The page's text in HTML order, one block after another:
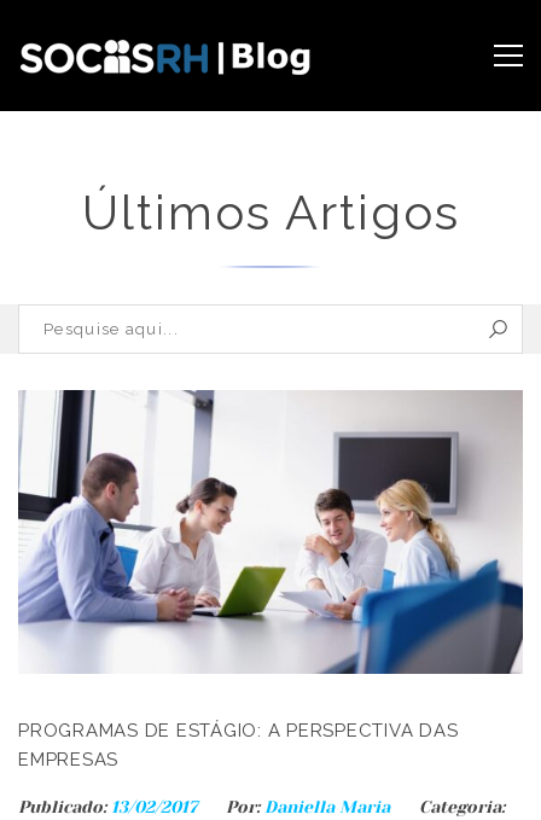
Últimos Artigos
PROGRAMAS DE ESTÁGIO: A PERSPECTIVA DAS
EMPRESAS
Publicado: 13/02/2017 Por: Daniella Maria
Categoria: